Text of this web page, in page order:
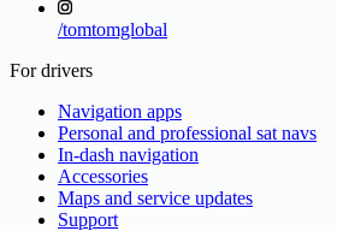
/tomtomglobal
For drivers
Navigation apps
Personal and professional sat navs
In-dash navigation
Accessories
Maps and service updates
Support